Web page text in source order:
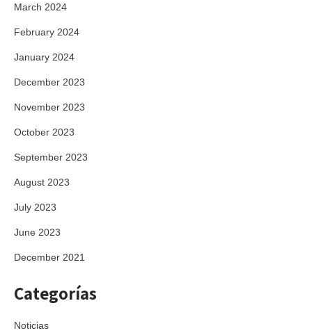
March 2024
February 2024
January 2024
December 2023
November 2023
October 2023
September 2023
August 2023
July 2023
June 2023
December 2021
Categorías
Noticias